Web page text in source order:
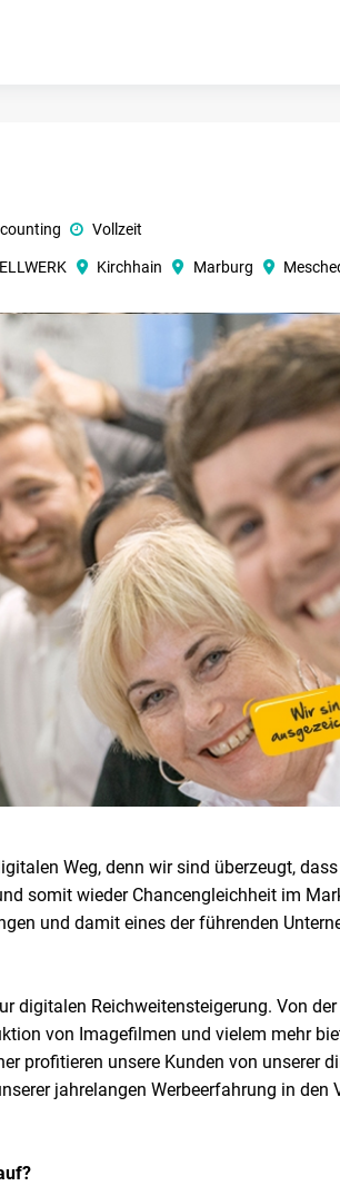
Kirchhain Marburg
Vollzeit
Weg, denn wir sind überzeugt,
somit wieder Chancengleichheit im
und damit eines der führenden
digitalen Reichweitensteigerung. Von
von Imagefilmen und vielem mehr
profitieren unsere Kunden von unserer
jahrelangen Werbeerfahrung in den